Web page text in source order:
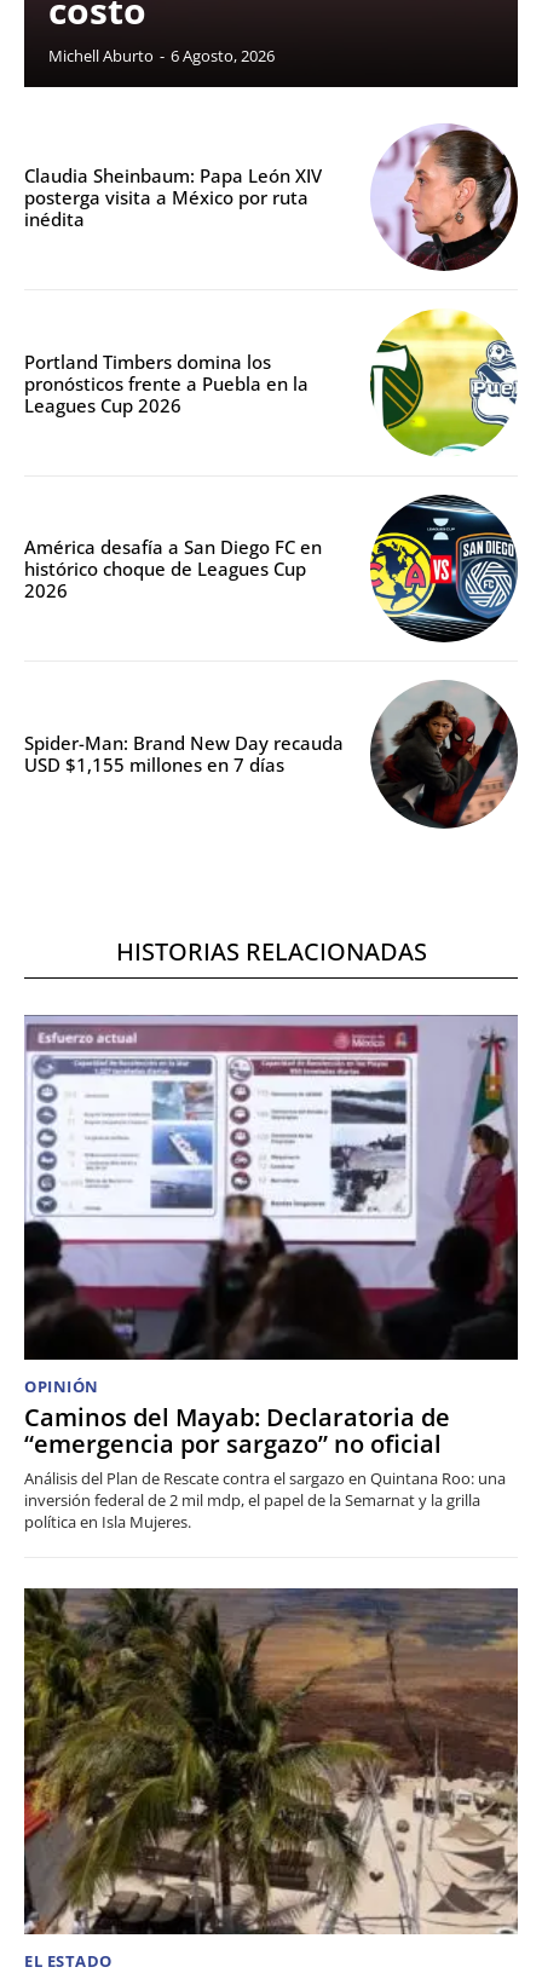
costo
Michell Aburto - 6 Agosto, 2026
Claudia Sheinbaum: Papa León XIV
posterga visita a México por ruta
inédita
Portland Timbers domina los
pronósticos frente a Puebla en la
Leagues Cup 2026
América desafía a San Diego FC en
histórico choque de Leagues Cup
2026
Spider-Man: Brand New Day recauda
USD $1,155 millones en 7 días
HISTORIAS RELACIONADAS
OPINIÓN
Caminos del Mayab: Declaratoria de
“emergencia por sargazo” no oficial
Análisis del Plan de Rescate contra el sargazo en Quintana Roo: una
inversión federal de 2 mil mdp, el papel de la Semarnat y la grilla
política en Isla Mujeres.
EL ESTADO